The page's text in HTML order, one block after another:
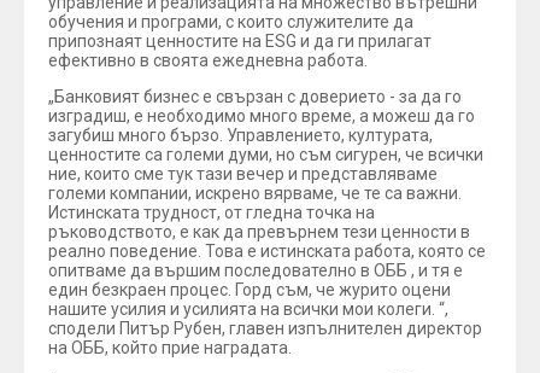
обучения и програми, с които служителите да
припознаят ценностите на ESG и да ги прилагат
ефективно в своята ежедневна работа.
„Банковият бизнес е свързан с доверието - за да го
изградиш, е необходимо много време, а можеш да го
загубиш много бързо. Управлението, културата,
ценностите са големи думи, но съм сигурен, че всички
ние, които сме тук тази вечер и представляваме
големи компании, искрено вярваме, че те са важни.
Истинската трудност, от гледна точка на
ръководството, е как да превърнем тези ценности в
реално поведение. Това е истинската работа, която се
опитваме да вършим последователно в ОББ , и тя е
един безкраен процес. Горд съм, че журито оцени
нашите усилия и усилията на всички мои колеги. “,
сподели Питър Рубен, главен изпълнителен директор
на ОББ, който прие наградата.